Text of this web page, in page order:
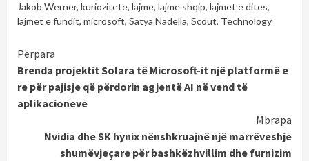
Jakob Werner, kuriozitete, lajme, lajme shqip, lajmet e dites,
lajmet e fundit, microsoft, Satya Nadella, Scout, Technology
Continue
Reading
Përpara
Brenda projektit Solara të Microsoft-it një platformë e
re për pajisje që përdorin agjentë AI në vend të
aplikacioneve
Mbrapa
Nvidia dhe SK hynix nënshkruajnë një marrëveshje
shumëvjeçare për bashkëzhvillim dhe furnizim